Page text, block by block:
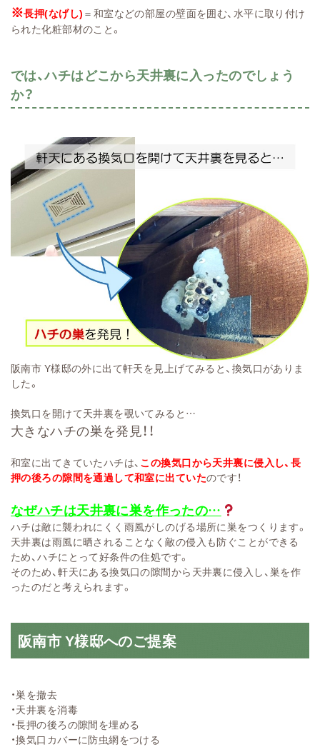
※長押(なげし) ＝和室などの部屋の壁面を囲む、水平に取り付け
られた化粧部材のこと。
では、ハチはどこから天井裏に入ったのでしょう
か？
阪南市 Y様邸の外に出て軒天を見上げてみると、換気口がありま
した。
換気口を開けて天井裏を覗いてみると…
大きなハチの巣を発見！！
和室に出てきていたハチは、 この換気口から天井裏に侵入し、長
押の後ろの隙間を通過して和室に出ていたのです！
なぜハチは天井裏に巣を作ったの…
ハチは敵に襲われにくく雨風がしのげる場所に巣をつくります。
天井裏は雨風に晒されることなく敵の侵入も防ぐことができる
ため、ハチにとって好条件の住処です。
そのため、軒天にある換気口の隙間から天井裏に侵入し、巣を作
ったのだと考えられます。
阪南市 Y様邸へのご提案
・巣を撤去
・天井裏を消毒
・長押の後ろの隙間を埋める
・換気口カバーに防虫網をつける